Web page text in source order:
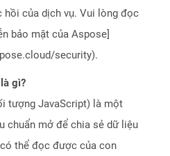
hồi của dịch vụ. Vui lòng đọc
bảo mật của Aspose]
security).
gì?
tượng JavaScript) là một
chuẩn mở để chia sẻ dữ liệu
thể đọc được của con